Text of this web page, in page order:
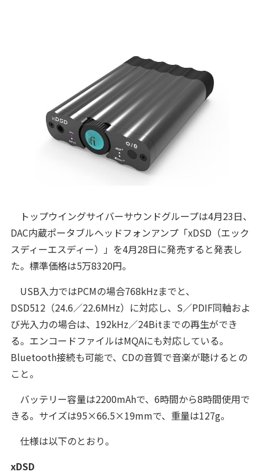
トップウイングサイバーサウンドグループは4月23日、
DAC内蔵ポータブルヘッドフォンアンプ「xDSD（エック
スディーエスディー）」を4月28日に発売すると発表し
た。標準価格は5万8320円。
USB入力ではPCMの場合768kHzまでと、
DSD512（24.6／22.6MHz）に対応し、S／PDIF同軸およ
び光入力の場合は、192kHz／24Bitまでの再生ができ
る。エンコードファイルはMQAにも対応している。
Bluetooth接続も可能で、CDの音質で音楽が聴けるとの
こと。
バッテリー容量は2200mAhで、6時間から8時間使用で
きる。サイズは95×66.5×19mmで、重量は127g。
仕様は以下のとおり。
xDSD